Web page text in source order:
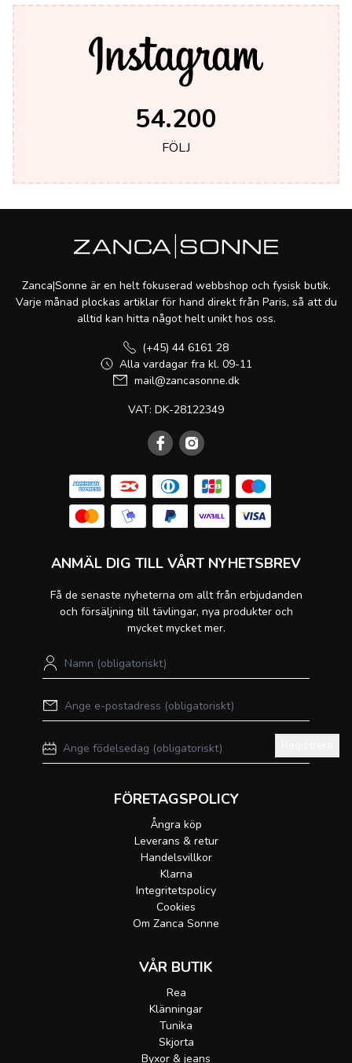
54.200
FÖLJ
Zanca|Sonne är en helt fokuserad webbshop och fysisk butik.
Varje månad plockas artiklar för hand direkt från Paris, så att du
alltid kan hitta något helt unikt hos oss.
(+45) 44 6161 28
Alla vardagar fra kl. 09-11
mail@zancasonne.dk
VAT: DK-28122349
ANMÄL DIG TILL VÅRT NYHETSBREV
Få de senaste nyheterna om allt från erbjudanden
och försäljning till tävlingar, nya produkter och
mycket mycket mer.
FÖRETAGSPOLICY
Ångra köp
Leverans & retur
Handelsvillkor
Klarna
Integritetspolicy
Cookies
Om Zanca Sonne
VÅR BUTIK
Rea
Klänningar
Tunika
Skjorta
Byxor & jeans